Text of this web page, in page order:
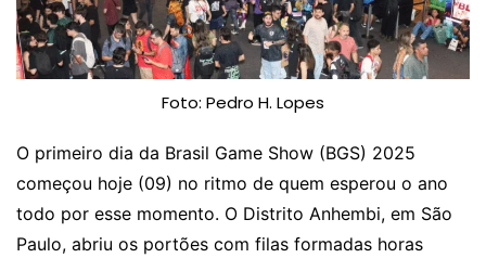
Foto: Pedro H. Lopes
O primeiro dia da Brasil Game Show (BGS) 2025
começou hoje (09) no ritmo de quem esperou o ano
todo por esse momento. O Distrito Anhembi, em São
Paulo, abriu os portões com filas formadas horas